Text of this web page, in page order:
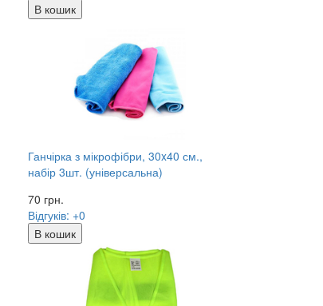
В кошик
Ганчірка з мікрофібри, 30x40 см.,
набір 3шт. (універсальна)
70 грн.
Відгуків: +0
В кошик